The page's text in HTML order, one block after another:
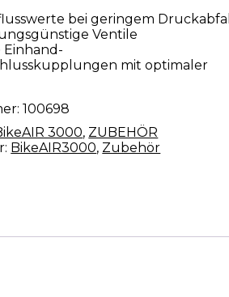
bei geringem Druckabfall
Ventile
mit optimaler
100698
3000, ZUBEHÖR
BikeAIR3000, Zubehör